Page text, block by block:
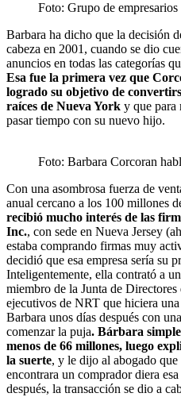
Foto: Grupo de
Barbara ha dicho que la decisión
cabeza en 2001, cuando se dio
anuncios en todas las categorías
Esa fue la primera vez que
logrado su objetivo de
raíces de Nueva York y que para
pasar tiempo con su nuevo hijo.
Foto: Barbara Corcoran
Con una asombrosa fuerza de
anual cercano a los 100 millones
recibió mucho interés de las
Inc., con sede en Nueva Jersey
estaba comprando firmas muy
decidió que esa empresa sería su
Inteligentemente, ella contrató a
miembro de la Junta de
ejecutivos de NRT que hiciera
Barbara unos días después con
comenzar la puja. Bárbara
menos de 66 millones, luego
la suerte, y le dijo al abogado
encontrara un comprador diera
después, la transacción se dio a